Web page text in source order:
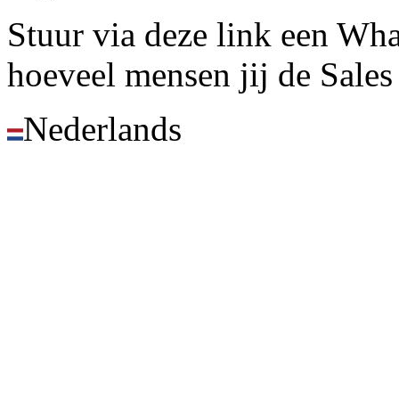
Stuur via deze link een
hoeveel mensen jij de
Nederlands